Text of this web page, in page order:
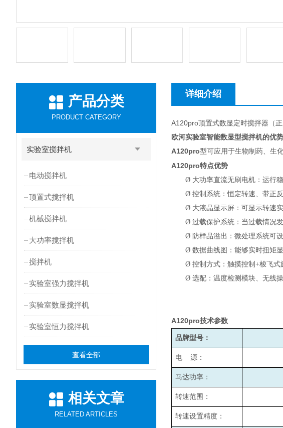
产品分类
PRODUCT CATEGORY
实验室搅拌机
电动搅拌机
顶置式搅拌机
机械搅拌机
大功率搅拌机
搅拌机
实验室强力搅拌机
实验室数显搅拌机
实验室恒力搅拌机
查看全部
相关文章
RELATED ARTICLES
详细介绍
A120pro顶置式数显定时搅拌器（正
欧河实验室智能数显型搅拌机的优
A120pro型可应用于生物制药、生
A120pro特点优势
Ø 大功率直流无刷电机：运行
Ø 控制系统：恒定转速、带正
Ø 大液晶显示屏：可显示转速
Ø 过载保护系统：当过载情况
Ø 防样品溢出：微处理系统可
Ø 数据曲线图：能够实时扭矩
Ø 控制方式：触摸控制+梭飞式
Ø 选配：温度检测模块、无线
A120pro技术参数
品牌型号：
电 源：
马达功率：
转速范围：
转速设置精度：